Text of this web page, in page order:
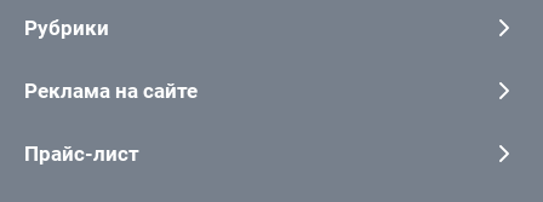
Рубрики
Реклама на сайте
Прайс-лист